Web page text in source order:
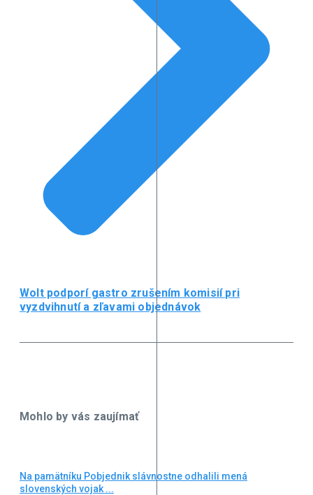
Wolt podporí gastro zrušením komisií pri
vyzdvihnutí a zľavami objednávok
Mohlo by vás zaujímať
Na pamätníku Pobjednik slávnostne odhalili mená
slovenských vojak ...